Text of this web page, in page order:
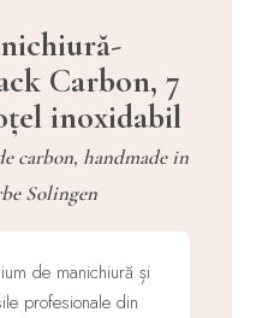
Carbon, 7
inoxidabil
carbon, handmade in
Solingen
de manichiură și
profesionale din